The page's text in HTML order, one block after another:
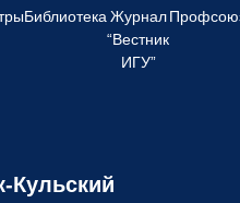
Библиотека Журнал
“Вестник
ИГУ”
Кульский